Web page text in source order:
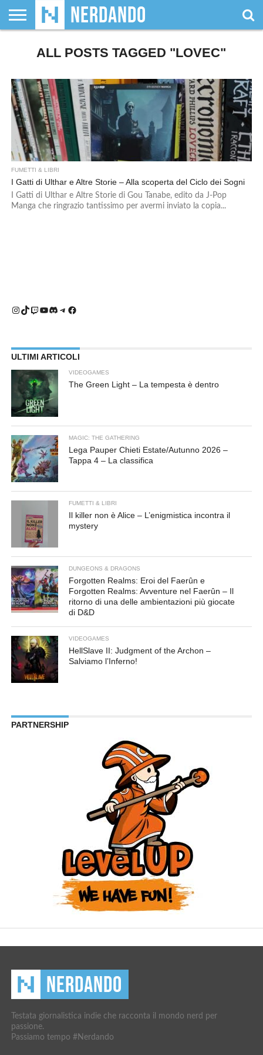
SIAMO
GIOCHI
GIOCHI
VIDEOGAMES
FILM
FUMETTI
& LIBRI
MAGIC:
THE
DUNGEONS
WRESTLING
NERDANDO
AWARDS
BOLLINI
ALL POSTS TAGGED "LOVEC"
FUMETTI & LIBRI
I Gatti di Ulthar e Altre Storie – Alla scoperta del Ciclo dei Sogni
I Gatti di Ulthar e Altre Storie di Gou Tanabe, edito da J-Pop
Manga che ringrazio tantissimo per avermi inviato la copia...
Instagram
TikTok
Twitch
YouTube
Discord
Telegram
Facebook
ULTIMI ARTICOLI
VIDEOGAMES
The Green Light – La tempesta è dentro
MAGIC: THE GATHERING
Lega Pauper Chieti Estate/Autunno 2026 –
Tappa 4 – La classifica
FUMETTI & LIBRI
Il killer non è Alice – L’enigmistica incontra il
mystery
DUNGEONS & DRAGONS
Forgotten Realms: Eroi del Faerûn e
Forgotten Realms: Avventure nel Faerûn – Il
ritorno di una delle ambientazioni più giocate
di D&D
VIDEOGAMES
HellSlave II: Judgment of the Archon –
Salviamo l’Inferno!
PARTNERSHIP
Testata giornalistica indie che racconta il mondo nerd per
passione.
Passiamo tempo #Nerdando